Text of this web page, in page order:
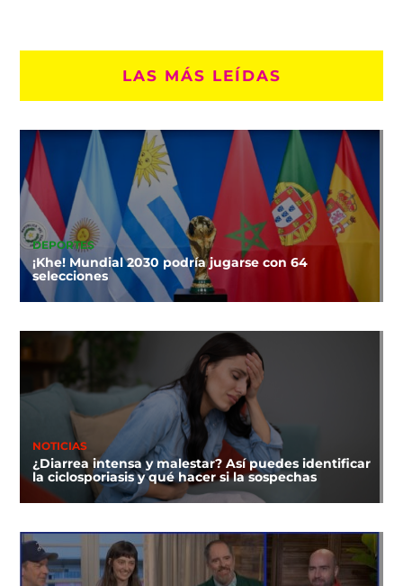
LAS MÁS LEÍDAS
DEPORTES
¡Khe! Mundial 2030 podría jugarse con 64
selecciones
NOTICIAS
¿Diarrea intensa y malestar? Así puedes identificar
la ciclosporiasis y qué hacer si la sospechas